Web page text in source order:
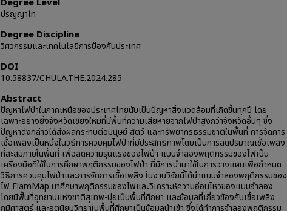
ปริญญาโท
Degree Discipline
วิศวกรรมและเทคโนโลยีการป้องกันประเทศ
DOI
10.58837/CHULA.THE.2024.285
Abstract
ปัญหาไฟป่าในภาคเหนือของประเทศไทยนับเป็นปัญหาสิ่งแวดล้อมที่เกิดขึ้นทุกปี โดย
เฉพาะอย่างยิ่งจังหวัดเชียงใหม่ที่มีพื้นที่ความเสียหายจากไฟป่าสูงกว่าจังหวัดอื่นๆ ซึ่ง
ปัญหาดังกล่าวได้ส่งผลกระทบต่อมนุษย์ สัตว์ และทรัพยากรธรรมชาติในพื้นที่ การจัดการ
เชื้อเพลิงเป็นหนึ่งในวิธีการควบคุมไฟป่าที่มีประสิทธิภาพโดยเป็นการลดปริมาณเชื้อเพลิง
ที่สะสมภายในพื้นที่ เพื่อลดความรุนแรงของไฟป่า แบบจำลองพฤติกรรมของไฟเป็น
เครื่องมือที่ใช้ในการศึกษาพฤติกรรมของไฟป่า ที่มีการนำมาใช้ในการวางแผนเพื่อกำหนด
วิธีการควบคุมไฟป่าและการจัดการเชื้อเพลิง ในงานวิจัยนี้ได้นำแบบจำลองพฤติกรรมของ
ไฟ FlamMap มาศึกษาพฤติกรรมของไฟและวิเคราะห์ความอ่อนไหวของแบบจำลอง
โดยมีพื้นที่อุทยานแห่งชาติสุเทพ-ปุยเป็นพื้นที่ศึกษา และข้อมูลที่เกี่ยวข้องกับเชื้อเพลิง
ภูมิศาสตร์ และอุตุนิยมวิทยาในพื้นที่ศึกษาเป็นข้อมูลนำเข้า ซึ่งได้ทำการจำลองพฤติกรรม